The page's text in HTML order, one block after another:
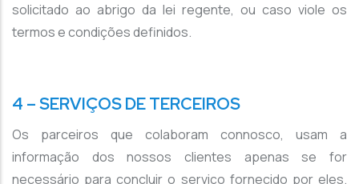
solicitado ao abrigo da lei regente, ou caso viole os
termos e condições definidos.
4 – SERVIÇOS DE TERCEIROS
Os parceiros que colaboram connosco, usam a
informação dos nossos clientes apenas se for
necessário para concluir o serviço fornecido por eles.